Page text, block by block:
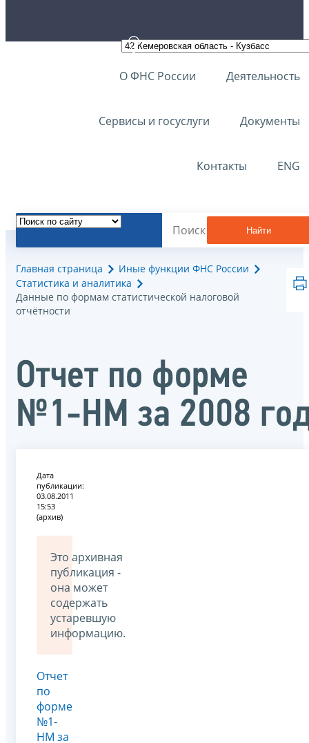
О ФНС России Деятельность
Сервисы и госуслуги Документы
Контакты ENG
Найти
Главная страница
Иные функции ФНС России
Статистика и аналитика
Данные по формам статистической налоговой
отчётности
Отчет по форме
№1-НМ за 2008
Дата
публикации:
03.08.2011
15:53
(архив)
Это архивная
публикация -
она может
содержать
устаревшую
информацию.
Отчет
по
форме
№1-
НМ за